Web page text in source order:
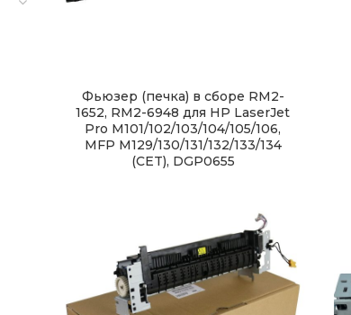
Фьюзер (печка) в сборе RM2-
1652, RM2-6948 для HP LaserJet
Pro M101/102/103/104/105/106,
MFP M129/130/131/132/133/134
(CET), DGP0655